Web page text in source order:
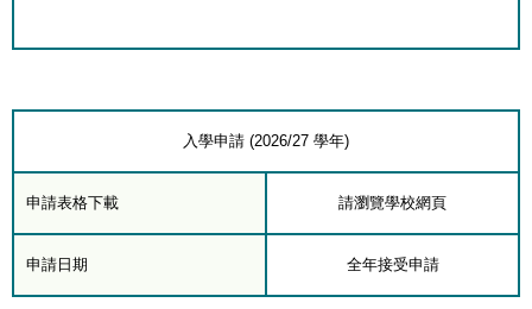
入學申請 (2026/27 學年)
申請表格下載 請瀏覽學校網頁
申請日期 全年接受申請